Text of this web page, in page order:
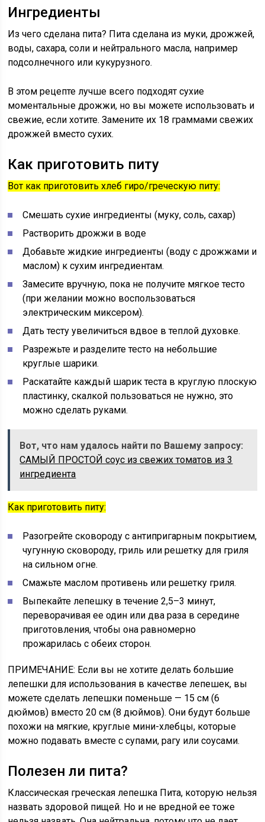
Ингредиенты
Из чего сделана пита? Пита сделана из муки, дрожжей,
воды, сахара, соли и нейтрального масла, например
подсолнечного или кукурузного.
В этом рецепте лучше всего подходят сухие
моментальные дрожжи, но вы можете использовать и
свежие, если хотите. Замените их 18 граммами свежих
дрожжей вместо сухих.
Как приготовить питу
Вот как приготовить хлеб гиро/греческую питу:
Смешать сухие ингредиенты (муку, соль, сахар)
Растворить дрожжи в воде
Добавьте жидкие ингредиенты (воду с дрожжами и
маслом) к сухим ингредиентам.
Замесите вручную, пока не получите мягкое тесто
(при желании можно воспользоваться
электрическим миксером).
Дать тесту увеличиться вдвое в теплой духовке.
Разрежьте и разделите тесто на небольшие
круглые шарики.
Раскатайте каждый шарик теста в круглую плоскую
пластинку, скалкой пользоваться не нужно, это
можно сделать руками.
Вот, что нам удалось найти по Вашему запросу:
САМЫЙ ПРОСТОЙ соус из свежих томатов из 3
ингредиента
Как приготовить питу:
Разогрейте сковороду с антипригарным покрытием,
чугунную сковороду, гриль или решетку для гриля
на сильном огне.
Смажьте маслом противень или решетку гриля.
Выпекайте лепешку в течение 2,5–3 минут,
переворачивая ее один или два раза в середине
приготовления, чтобы она равномерно
прожарилась с обеих сторон.
ПРИМЕЧАНИЕ: Если вы не хотите делать большие
лепешки для использования в качестве лепешек, вы
можете сделать лепешки поменьше — 15 см (6
дюймов) вместо 20 см (8 дюймов). Они будут больше
похожи на мягкие, круглые мини-хлебцы, которые
можно подавать вместе с супами, рагу или соусами.
Полезен ли пита?
Классическая греческая лепешка Пита, которую нельзя
назвать здоровой пищей. Но и не вредной ее тоже